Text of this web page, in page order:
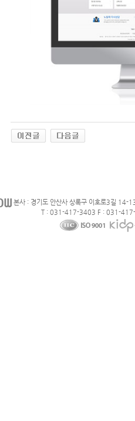
본사 : 경기도 안산사 상록구 이호로3길 14-
T : 031-417-3403 F : 031-